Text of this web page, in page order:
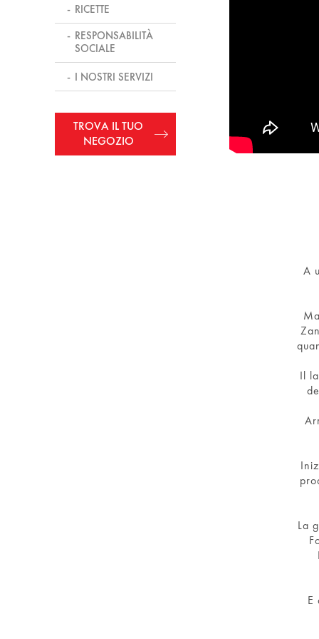
RICETTE
RESPONSABILITÀ
SOCIALE
EXTINCTION
I NOSTRI SERVIZI
TROVA IL TUO
NEGOZIO
A
Il
La
E